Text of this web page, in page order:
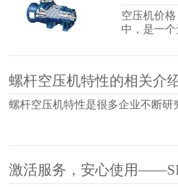
空压机价
中，是一
螺杆空压机特性的相关介
螺杆空压机特性是很多企业不断